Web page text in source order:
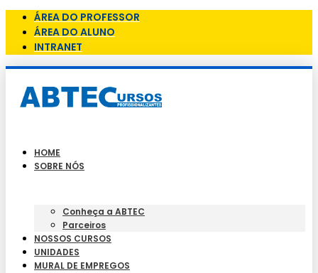
ÁREA DO PROFESSOR
ÁREA DO ALUNO
INTRANET
HOME
SOBRE NÓS
Conheça a ABTEC
Parceiros
NOSSOS CURSOS
UNIDADES
MURAL DE EMPREGOS